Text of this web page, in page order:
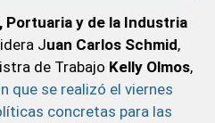
Portuaria y de la Industria
Juan Carlos Schmid,
de Trabajo Kelly Olmos,
que se realizó el viernes
concretas para las